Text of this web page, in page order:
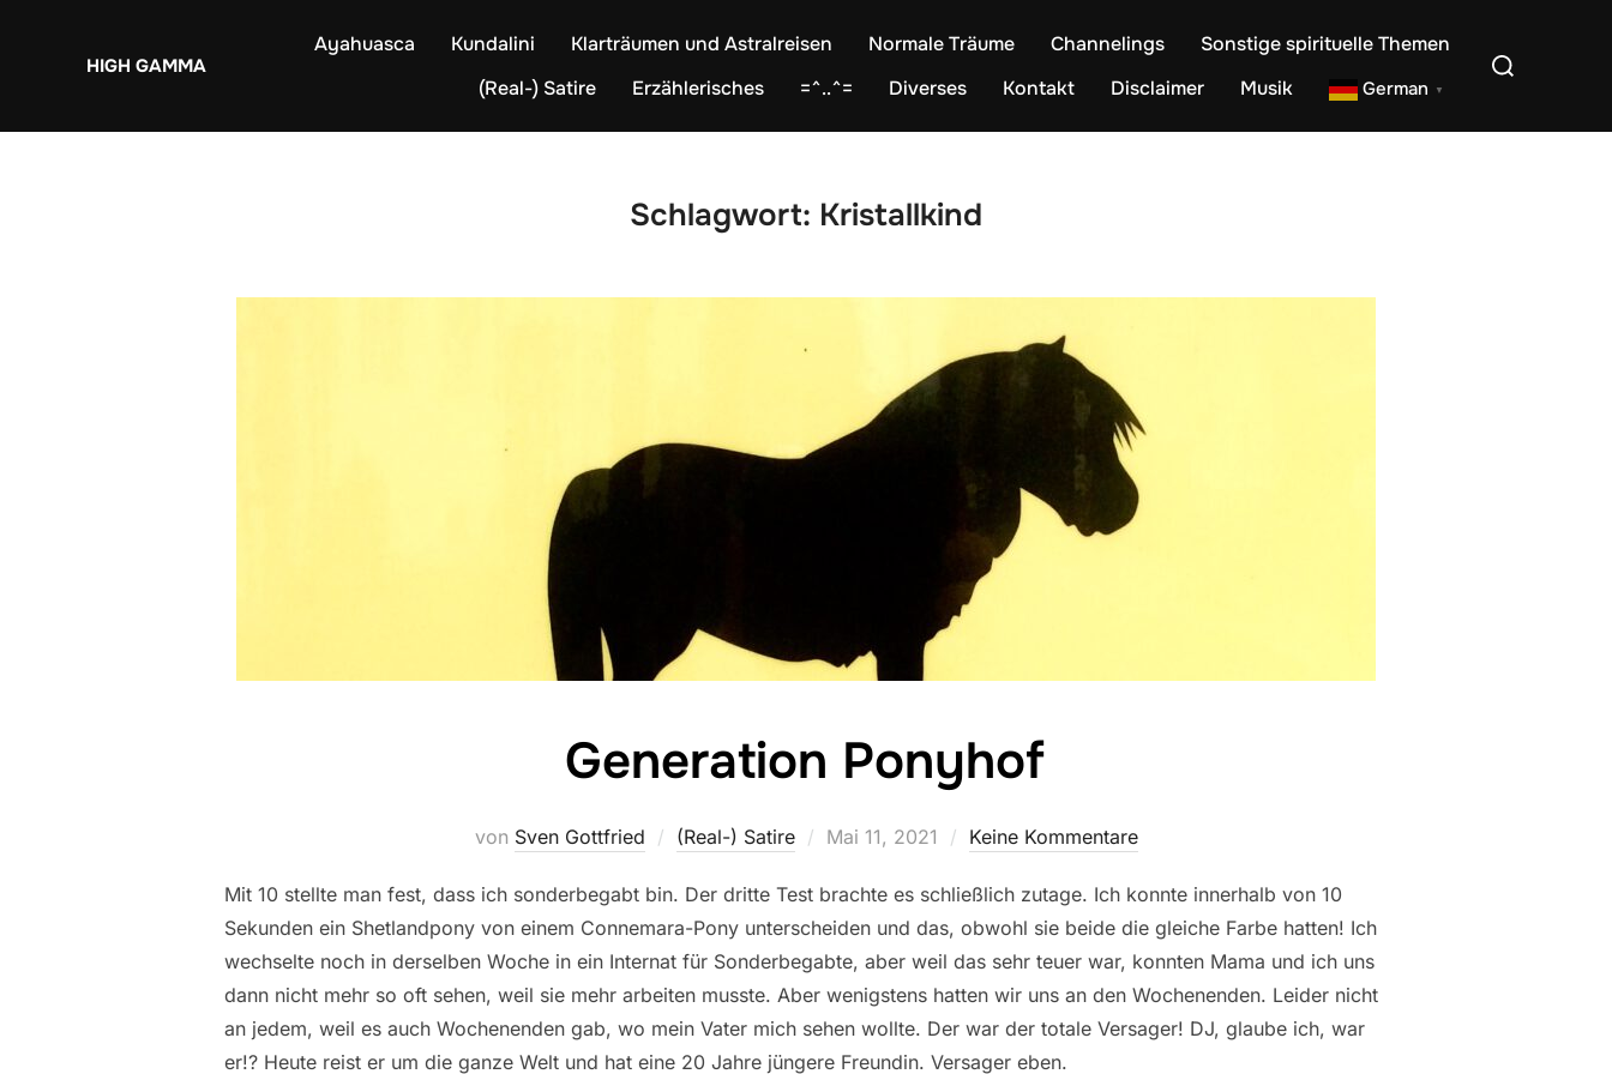
HIGH GAMMA
Ayahuasca Kundalini Klarträumen und Astralreisen Normale Träume Channelings
Sonstige spirituelle Themen
(Real-) Satire
Erzählerisches =^..^= Diverses Kontakt Disclaimer Musik German ▼
Suchen
Schlagwort: Kristallkind
Generation Ponyhof
von Sven Gottfried (Real-) Satire
Veröffentlicht
Mai 11, 2021 Keine Kommentare
Mit 10 stellte man fest, dass ich sonderbegabt bin. Der dritte Test brachte es schließlich zutage. Ich konnte innerhalb von 10
Sekunden ein Shetlandpony von einem Connemara-Pony unterscheiden und das, obwohl sie beide die gleiche Farbe hatten! Ich
wechselte noch in derselben Woche in ein Internat für Sonderbegabte, aber weil das sehr teuer war, konnten Mama und ich uns
dann nicht mehr so oft sehen, weil sie mehr arbeiten musste. Aber wenigstens hatten wir uns an den Wochenenden. Leider nicht
an jedem, weil es auch Wochenenden gab, wo mein Vater mich sehen wollte. Der war der totale Versager! DJ, glaube ich, war
er!? Heute reist er um die ganze Welt und hat eine 20 Jahre jüngere Freundin. Versager eben.